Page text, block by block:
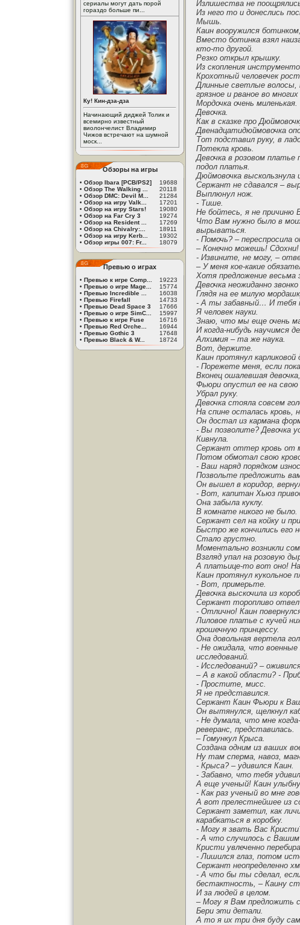
сериалы могут дать порой
гораздо больше пи...
Ку! Кин-дза-дза
Начинающий диджей Толик и
всемирно известный
виолончелист Владимир
Чижов встречают на шумной
моск...
Обзоры на игры
• Обзор Ibara [PCB/PS2]
19688
• Обзор The Walking ...
20118
• Обзор DMC: Devil M...
21284
• Обзор на игру Valk...
17201
• Обзор на игру Stars!
19080
• Обзор на Far Cry 3
19274
• Обзор на Resident ...
17269
• Обзор на Chivalry:...
18911
• Обзор на игру Kerb...
19302
• Обзор игры 007: Fr... 18079
Превью о играх
• Превью к игре Comp...
19223
• Превью о игре Mage...
15774
• Превью Incredible ...
16038
• Превью Firefall
14733
• Превью Dead Space 3
17666
• Превью о игре SimC...
15997
• Превью к игре Fuse
16716
• Превью Red Orche...
16944
• Превью Gothic 3
17648
• Превью Black & W... 18724
Излишества не
Из него то и донеслись
Мышь.
Каин вооружился
Вместо ботинка взял
кто-то другой.
Резко открыл крышку.
Из скопления
Крохотный человечек
Длинные светлые волосы,
грязное и рваное во
Мордочка очень миленькая.
Девочка.
Как в сказке про
Двенадцатидюймовочка
Тот подставил руку, в
Потекла кровь.
Девочка в розовом платье
подол платья.
Дюймовочка выскользнула
Сержант не сдавался –
Выплюнул нож.
- Тише.
Не бойтесь, я не причиню
Что Вам нужно было в
вырываться.
- Помочь? – переспросила
– Конечно можешь!
- Извините, не могу, –
– У меня кое-какие
Хотя предложение весьма
Девочка неожиданно
Глядя на ее милую
- А ты забавный… И тебя
Я человек науки.
Знаю, что мы еще очень
И когда-нибудь научимся
Алхимия – та же наука.
Вот, держите.
Каин протянул карликовой
- Порежете меня, если
Вконец ошалевшая
Фьюри опустил ее на свою
Убрал руку.
Девочка стояла совсем
На спине осталась кровь,
Он достал из кармана
- Вы позволите? Девочка
Кивнула.
Сержант оттер кровь от
Потом обмотал свою
- Ваш наряд порядком
Позвольте предложить
Он вышел в коридор,
- Вот, капитан Хьюз
Она забыла куклу.
В комнате никого не было.
Сержант сел на койку и
Быстро же кончились его
Стало грустно.
Моментально возникли
Взгляд упал на розовую
А платьице-то вот оно!
Каин протянул кукольное
- Вот, примерьте.
Девочка выскочила из
Сержант торопливо отвел
- Отлично! Каин
Лиловое платье с кучей
крошечную принцессу.
Она довольная вертела
- Не ожидала, что
исследований.
- Исследований? –
– А в какой области? -
- Простите, мисс.
Я не представился.
Сержант Каин Фьюри к
Он вытянулся, щелкнул
- Не думала, что мне
реверанс, представилась.
– Гомункул Крыса.
Создана одним из ваших
Ну там сперма, навоз,
- Крыса? – удивился Каин.
- Забавно, что тебя
А еще ученый! Каин
- Как раз ученый во мне
А вот прелестнейшее из
Сержант заметил, как
карабкаться в коробку.
- Могу я звать Вас
- А что случилось с Вашим
Кристи увлеченно
- Лишился глаз, потом
Сержант неопределенно
- А что бы ты сделал,
бестактность, – Каину
И за людей в целом.
– Могу я Вам предложить
Бери эти детали.
А то я их три дня буду